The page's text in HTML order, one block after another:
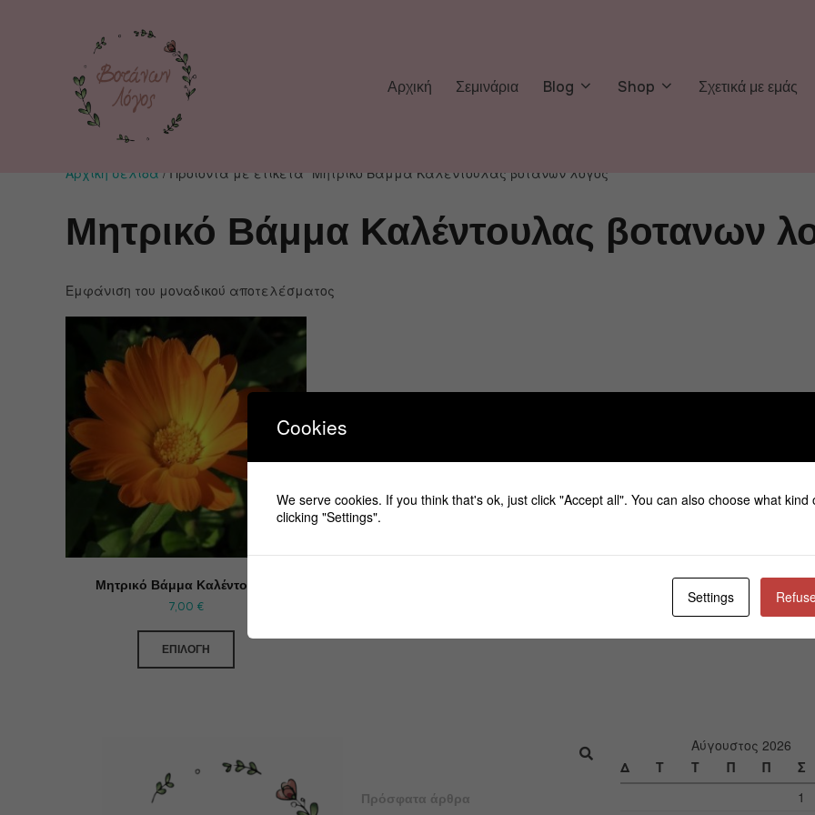
Αρχική Σεμινάρια Blog Shop Σχετικά με εμάς
Αρχική σελίδα / Προϊόντα με ετικέτα “Μητρικό Βάμμα Καλέντουλας βοτανων λογος”
Μητρικό Βάμμα Καλέντουλας βοτανων
Εμφάνιση του μοναδικού αποτελέσματος
Μητρικό Βάμμα Καλέντουλας
7,00 €
ΕΠΙΛΟΓΉ
Πρόσφατα άρθρα
Αύγουστος 2026
Δ
Τ Τ Π Π Σ
1
Cookies
We serve cookies. If you think that's ok, just click "Accept all". You can also choose what
clicking "Settings".
Settings